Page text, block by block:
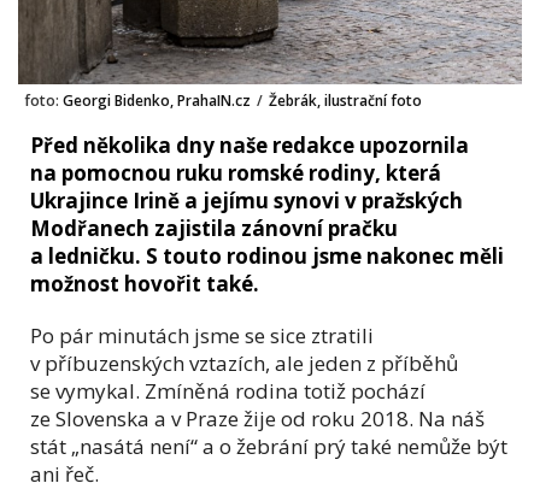
foto: Georgi Bidenko, PrahaIN.cz / Žebrák, ilustrační foto
Před několika dny naše redakce upozornila
na pomocnou ruku romské rodiny, která
Ukrajince Irině a jejímu synovi v pražských
Modřanech zajistila zánovní pračku
a ledničku. S touto rodinou jsme nakonec měli
možnost hovořit také.
Po pár minutách jsme se sice ztratili
v příbuzenských vztazích, ale jeden z příběhů
se vymykal. Zmíněná rodina totiž pochází
ze Slovenska a v Praze žije od roku 2018. Na náš
stát „nasátá není“ a o žebrání prý také nemůže být
ani řeč.